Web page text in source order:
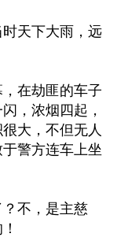
天下大雨，远
在劫匪的车子
，浓烟四起，
大，不但无人
警方连车上坐
不，是主慈